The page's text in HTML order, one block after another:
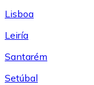
Lisboa
Leiría
Santarém
Setúbal